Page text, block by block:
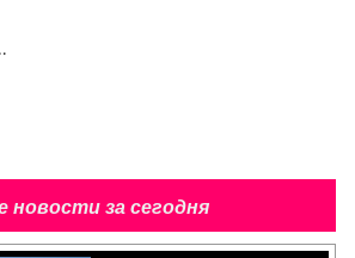
новости за сегодня